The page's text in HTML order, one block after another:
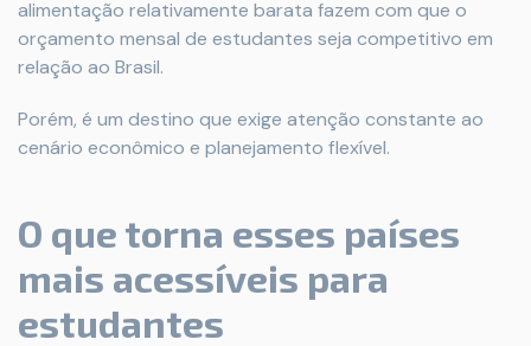
alimentação relativamente barata fazem com que o
orçamento mensal de estudantes seja competitivo em
relação ao Brasil.
Porém, é um destino que exige atenção constante ao
cenário econômico e planejamento flexível.
O que torna esses países
mais acessíveis para
estudantes